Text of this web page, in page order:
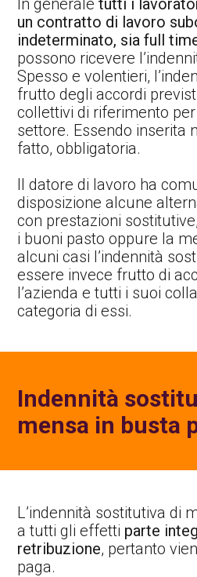
un contratto di lavoro
indeterminato, sia full
possono ricevere
Spesso e volentieri,
frutto degli accordi
collettivi di riferimento
settore. Essendo inserita
fatto, obbligatoria.
Il datore di lavoro ha
disposizione alcune
con prestazioni
i buoni pasto oppure la
alcuni casi l’indennità
essere invece frutto di
l’azienda e tutti i suoi
categoria di essi.
Indennità
mensa in busta
L’indennità sostitutiva di
a tutti gli effetti parte
retribuzione, pertanto
paga.